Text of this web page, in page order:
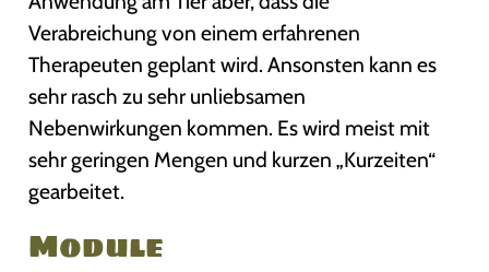
Verabreichung von einem erfahrenen
Therapeuten geplant wird. Ansonsten kann es
sehr rasch zu sehr unliebsamen
Nebenwirkungen kommen. Es wird meist mit
sehr geringen Mengen und kurzen „Kurzeiten“
gearbeitet.
Module